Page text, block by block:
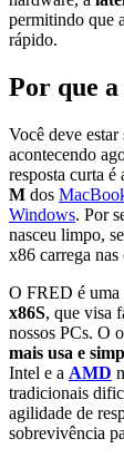
permitindo que
rápido.
Por que
Você deve estar
acontecendo
resposta curta é
M dos
Windows. Por
nasceu limpo,
x86 carrega nas
O FRED é uma
x86S, que visa
nossos PCs. O
mais usa e
Intel e a AMD
tradicionais
agilidade de
sobrevivência